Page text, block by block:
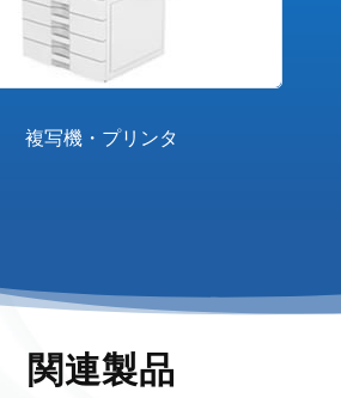
複写機・プリンタ
関連製品